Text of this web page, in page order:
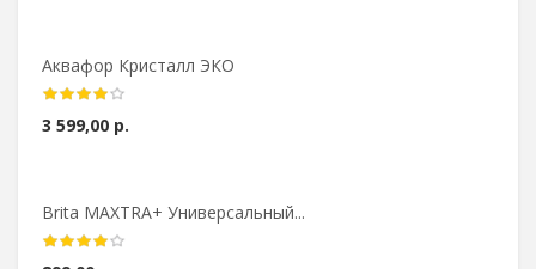
Аквафор Кристалл ЭКО
3 599,00 р.
Brita MAXTRA+ Универсальный...